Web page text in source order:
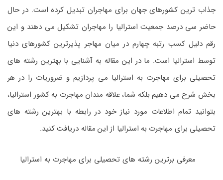
جذاب ترین کشورهای جهان برای مهاجران تبدیل کرده است. در حال
حاضر سی درصد جمعیت استرالیا را مهاجران تشکیل می دهند و این
رقم دلیل کسب رتبه چهارم در میان مهاجر پذیرترین کشورهای دنیا
توسط استرالیا است. ما در این مقاله به آشنایی با بهترین رشته های
تحصیلی برای مهاجرت به استرالیا می پردازیم و ضروریات را در هر
بخش شرح می دهیم بلکه شما، علاقه مندان مهاجرت به کشور استرالیا،
بتوانید تمام اطلاعات مورد نیاز خود در رابطه با بهترین رشته های
تحصیلی برای مهاجرت به استرالیا از این مقاله دریافت کنید.
معرفی برترین رشته های تحصیلی برای مهاجرت به استرالیا